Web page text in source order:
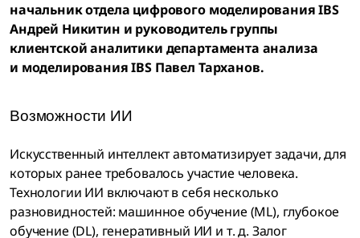
начальник отдела цифрового моделирования IBS
Андрей Никитин и руководитель группы
клиентской аналитики департамента анализа
и моделирования IBS Павел Тарханов.
Возможности ИИ
Искусственный интеллект автоматизирует задачи, для
которых ранее требовалось участие человека.
Технологии ИИ включают в себя несколько
разновидностей: машинное обучение (ML), глубокое
обучение (DL), генеративный ИИ и т. д. Залог